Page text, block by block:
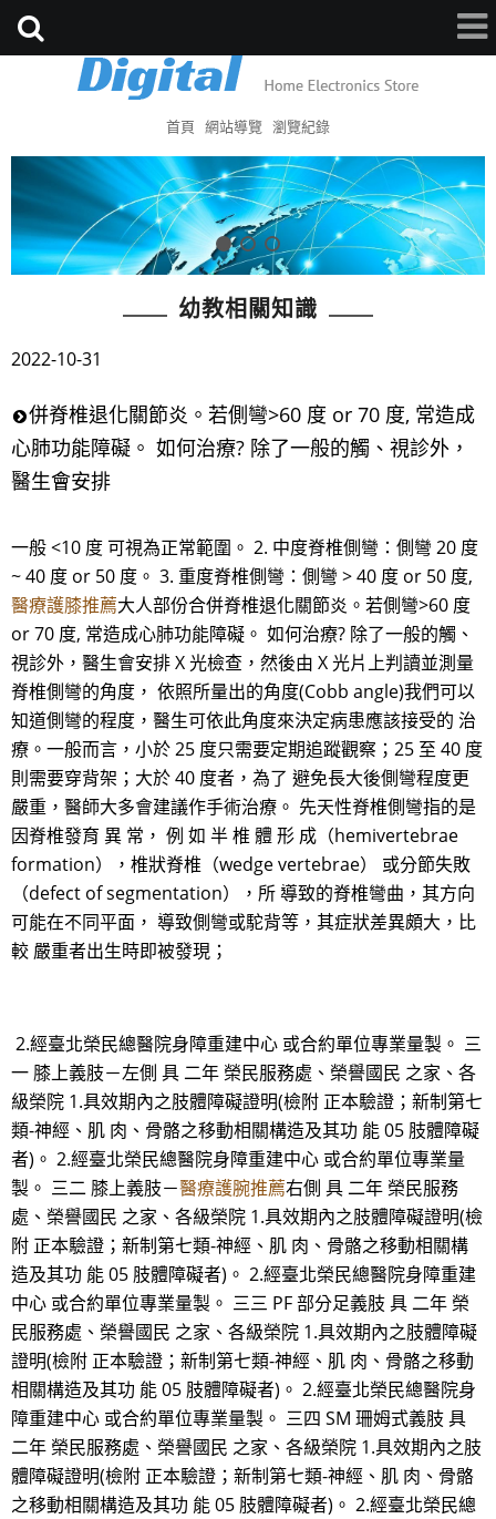
首頁 網站導覽 瀏覽紀錄
幼教相關知識
2022-10-31
併脊椎退化關節炎。若側彎>60 度 or 70 度, 常造成
心肺功能障礙。 如何治療? 除了一般的觸、視診外，
醫生會安排
一般 <10 度 可視為正常範圍。 2. 中度脊椎側彎：側彎 20 度
~ 40 度 or 50 度。 3. 重度脊椎側彎：側彎 > 40 度 or 50 度,
醫療護膝推薦大人部份合併脊椎退化關節炎。若側彎>60 度
or 70 度, 常造成心肺功能障礙。 如何治療? 除了一般的觸、
視診外，醫生會安排 X 光檢查，然後由 X 光片上判讀並測量
脊椎側彎的角度， 依照所量出的角度(Cobb angle)我們可以
知道側彎的程度，醫生可依此角度來決定病患應該接受的 治
療。一般而言，小於 25 度只需要定期追蹤觀察；25 至 40 度
則需要穿背架；大於 40 度者，為了 避免長大後側彎程度更
嚴重，醫師大多會建議作手術治療。 先天性脊椎側彎指的是
因脊椎發育 異 常， 例 如 半 椎 體 形 成（hemivertebrae
formation），椎狀脊椎（wedge vertebrae） 或分節失敗
（defect of segmentation），所 導致的脊椎彎曲，其方向
可能在不同平面， 導致側彎或駝背等，其症狀差異頗大，比
較 嚴重者出生時即被發現；
2.經臺北榮民總醫院身障重建中心 或合約單位專業量製。 三
一 膝上義肢－左側 具 二年 榮民服務處、榮譽國民 之家、各
級榮院 1.具效期內之肢體障礙證明(檢附 正本驗證；新制第七
類-神經、肌 肉、骨骼之移動相關構造及其功 能 05 肢體障礙
者)。 2.經臺北榮民總醫院身障重建中心 或合約單位專業量
製。 三二 膝上義肢－醫療護腕推薦右側 具 二年 榮民服務
處、榮譽國民 之家、各級榮院 1.具效期內之肢體障礙證明(檢
附 正本驗證；新制第七類-神經、肌 肉、骨骼之移動相關構
造及其功 能 05 肢體障礙者)。 2.經臺北榮民總醫院身障重建
中心 或合約單位專業量製。 三三 PF 部分足義肢 具 二年 榮
民服務處、榮譽國民 之家、各級榮院 1.具效期內之肢體障礙
證明(檢附 正本驗證；新制第七類-神經、肌 肉、骨骼之移動
相關構造及其功 能 05 肢體障礙者)。 2.經臺北榮民總醫院身
障重建中心 或合約單位專業量製。 三四 SM 珊姆式義肢 具
二年 榮民服務處、榮譽國民 之家、各級榮院 1.具效期內之肢
體障礙證明(檢附 正本驗證；新制第七類-神經、肌 肉、骨骼
之移動相關構造及其功 能 05 肢體障礙者)。 2.經臺北榮民總